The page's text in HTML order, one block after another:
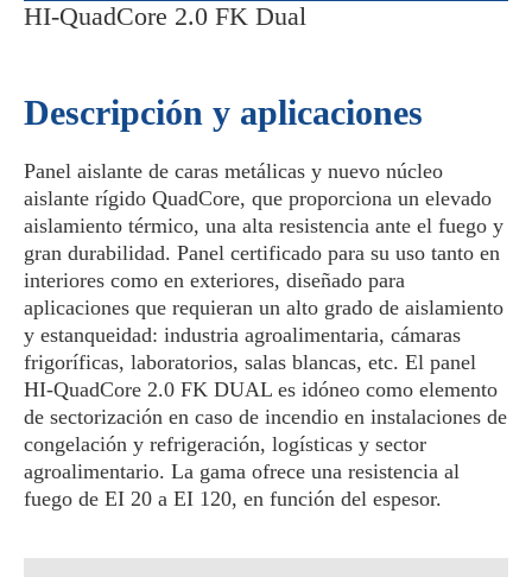
HI-QuadCore 2.0 FK Dual
Descripción y aplicaciones
Panel aislante de caras metálicas y nuevo núcleo
aislante rígido QuadCore, que proporciona un elevado
aislamiento térmico, una alta resistencia ante el fuego y
gran durabilidad. Panel certificado para su uso tanto en
interiores como en exteriores, diseñado para
aplicaciones que requieran un alto grado de aislamiento
y estanqueidad: industria agroalimentaria, cámaras
frigoríficas, laboratorios, salas blancas, etc. El panel
HI-QuadCore 2.0 FK DUAL es idóneo como elemento
de sectorización en caso de incendio en instalaciones de
congelación y refrigeración, logísticas y sector
agroalimentario. La gama ofrece una resistencia al
fuego de EI 20 a EI 120, en función del espesor.